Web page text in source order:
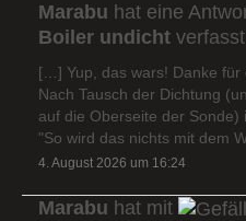
Marabu hat eine
Boiler undicht
[…] Yup, das wars! Danke für
Nach Tausch der Dichtung
auf die Oberseite der
"So wird das nichts mit dem
4. August 2026 um 16:24
Marabu hat mit